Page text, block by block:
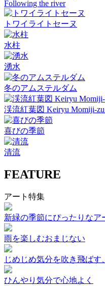
Following the river
トワイライトセーヌ
水柱
湧水
冬のアムステルダム
渓流紅葉図 Keiryu Momiji-zu
喜びの季節
清流
FEATURE
アート特集
新緑の季節にぴったりなア
雨を楽しむおまじない
じめじめ気分を吹き飛ばす
ひんやり気分で心地よく